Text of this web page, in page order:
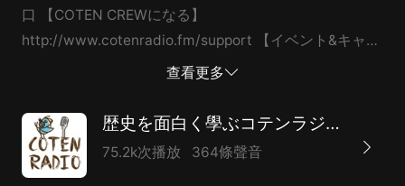
口 【COTEN CREWになる】
http://www.cotenradio.fm/support 【イベント&キャン
ペーン】 https://cotenradio.fm/campaign/ ーーーー
https://www.valuebooks.jp/shelf-
items/folder/746291b9f45184f ーーーー 【出演
&Twitter】 株式會社COTEN 深井龍之介 @CotenFukai
查看更多
歴史を面白く學ぶコテンラジオ （COTEN RADIO）
75.2k次播放 364條聲音